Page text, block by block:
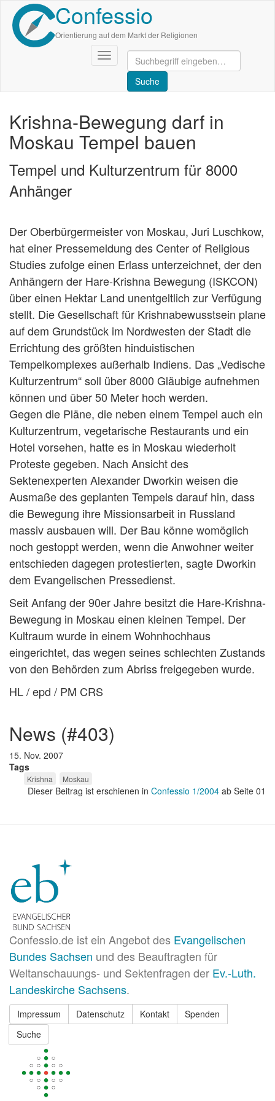
Direkt
zum
Inhalt
Confessio
Orientierung auf dem Markt der Religionen
Navigation
aktivieren/deaktivieren
Krishna-Bewegung darf in
Moskau Tempel bauen
Tempel und Kulturzentrum für 8000
Anhänger
Der Oberbürgermeister von Moskau, Juri Luschkow,
hat einer Pressemeldung des Center of Religious
Studies zufolge einen Erlass unterzeichnet, der den
Anhängern der Hare-Krishna Bewegung (ISKCON)
über einen Hektar Land unentgeltlich zur Verfügung
stellt. Die Gesellschaft für Krishnabewusstsein plane
auf dem Grundstück im Nordwesten der Stadt die
Errichtung des größten hinduistischen
Tempelkomplexes außerhalb Indiens. Das „Vedische
Kulturzentrum“ soll über 8000 Gläubige aufnehmen
können und über 50 Meter hoch werden.
Gegen die Pläne, die neben einem Tempel auch ein
Kulturzentrum, vegetarische Restaurants und ein
Hotel vorsehen, hatte es in Moskau wiederholt
Proteste gegeben. Nach Ansicht des
Sektenexperten Alexander Dworkin weisen die
Ausmaße des geplanten Tempels darauf hin, dass
die Bewegung ihre Missionsarbeit in Russland
massiv ausbauen will. Der Bau könne womöglich
noch gestoppt werden, wenn die Anwohner weiter
entschieden dagegen protestierten, sagte Dworkin
dem Evangelischen Pressedienst.
Seit Anfang der 90er Jahre besitzt die Hare-Krishna-
Bewegung in Moskau einen kleinen Tempel. Der
Kultraum wurde in einem Wohnhochhaus
eingerichtet, das wegen seines schlechten Zustands
von den Behörden zum Abriss freigegeben wurde.
HL / epd / PM CRS
news (#403)
15. Nov. 2007
Tags
Krishna Moskau
Dieser Beitrag ist erschienen in Confessio 1/2004 ab Seite 01
Confessio.de ist ein Angebot des Evangelischen
Bundes Sachsen und des Beauftragten für
Weltanschauungs- und Sektenfragen der Ev.-Luth.
Landeskirche Sachsens.
Impressum Datenschutz Kontakt
Spenden
Suche